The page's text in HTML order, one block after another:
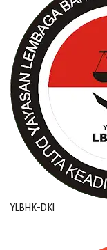
YLBHK-DKI